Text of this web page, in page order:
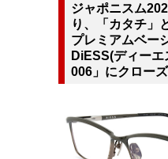
ジャポニスム
り、「カタチ」
プレミアムベー
DiESS(ディー
006」にクローズ